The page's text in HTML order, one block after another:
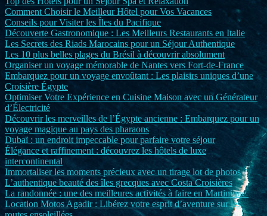
Comment Choisir le Meilleur Hôtel pour Vos Vacances
Conseils pour Visiter les Îles du Pacifique
Découverte Gastronomique : Les Meilleurs Restaurants en Italie
Les Secrets des Riads Marocains pour un Séjour Authentique
Les 10 plus belles plages du Brésil à découvrir absolument
Organiser un voyage mémorable de Nantes vers Fort-de-France
Embarquez pour un voyage envoûtant : Les plaisirs uniques d’une
Croisière Égypte
Optimiser Votre Expérience en Cuisine Maison avec un Générateur
d’Électricité
Découvrir les merveilles de l’Égypte ancienne : Embarquez pour un
voyage magique au pays des pharaons
Dubaï : un endroit impeccable pour parfaire votre séjour
Élégance et raffinement : découvrez les hôtels de luxe
intercontinental
Immortaliser les moments précieux avec un tirage lot de photos
L’authentique beauté des îles grecques avec Costa Croisières
La randonnée : une des meilleures activités à faire en Martinique
Location Motos Agadir : Libérez votre esprit d’aventure sur les